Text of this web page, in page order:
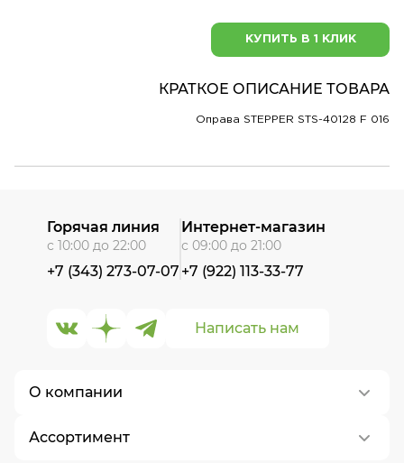
КУПИТЬ В 1 КЛИК
КРАТКОЕ ОПИСАНИЕ ТОВАРА
Оправа STEPPER STS-40128 F 016
О компании
О нас
Ассортимент
Написать нам
Горячая линия
с 10:00 до 22:00
+7 (343) 273-07-07
Интернет-магазин
с 09:00 до 21:00
+7 (922) 113-33-77